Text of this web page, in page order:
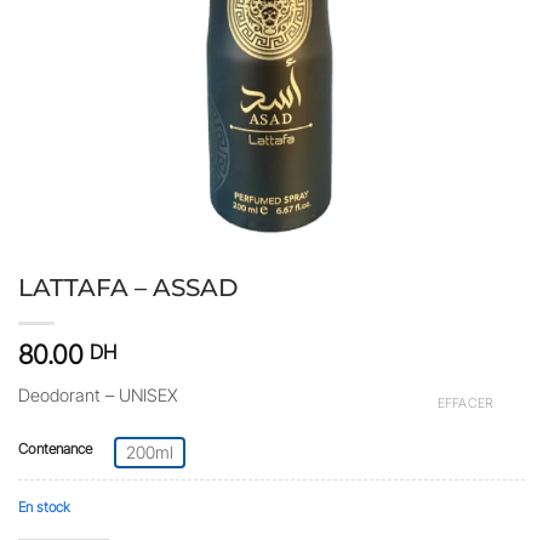
LATTAFA – ASSAD
80.00 DH
Deodorant – UNISEX
Contenance 200ml
EFFACER
En stock